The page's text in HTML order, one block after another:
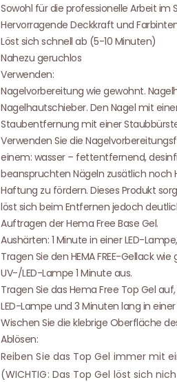
Sowohl für die professionelle Arbeit
Hervorragende Deckkraft und
Löst sich schnell ab (5-10 Minuten)
Nahezu geruchlos
Verwenden:
Nagelvorbereitung wie gewohnt.
Nagelhautschieber. Den Nagel mit
Staubentfernung mit einer
Verwenden Sie die
einem: wasser – fettentfernend,
beanspruchten Nägeln zusätlich noch
Haftung zu fördern. Dieses Produkt
löst sich beim Entfernen jedoch
Auftragen der Hema Free Base Gel.
Aushärten: 1 Minute in einer LED-
Tragen Sie den HEMA FREE-Gellack
UV-/LED-Lampe 1 Minute aus.
Tragen Sie das Hema Free Top Gel
LED-Lampe und 3 Minuten lang in
Wischen Sie die klebrige Oberfläche
Ablösen:
Reiben Sie das Top Gel immer mit
(WICHTIG: Das Top Gel löst sich